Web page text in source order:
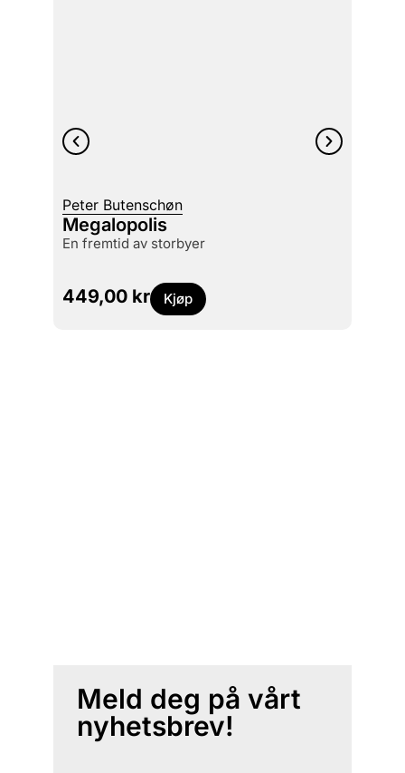
Peter Butenschøn
Megalopolis
en fremtid av storbyer
449,00 kr Kjøp
Meld deg på vårt
nyhetsbrev!